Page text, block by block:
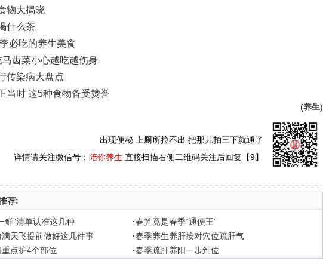
物大揭晓
什么茶
必吃的养生美食
齿菜小心越吃越伤身
传染病大盘点
当时 这5种食物备受赞誉
(养生)
出现便秘 上厕所拉不出 把那儿拍三下就通了
详情请关注微信号： 陪你养生 直接扫描右侧二维码关注后回复【9】
荐:
鲜”清单认准这几种 ·春笋竟是春季“通便王”
天飞提前做好这几件事 ·春季养生养肝按对穴位疏肝气
点护4个部位 ·春季疏肝养阳一步到位